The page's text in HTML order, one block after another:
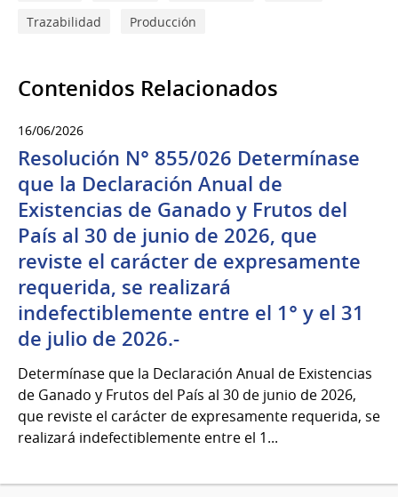
Trazabilidad
Producción
Contenidos Relacionados
16/06/2026
Resolución N° 855/026 Determínase
que la Declaración Anual de
Existencias de Ganado y Frutos del
País al 30 de junio de 2026, que
reviste el carácter de expresamente
requerida, se realizará
indefectiblemente entre el 1° y el 31
de julio de 2026.-
Determínase que la Declaración Anual de Existencias
de Ganado y Frutos del País al 30 de junio de 2026,
que reviste el carácter de expresamente requerida, se
realizará indefectiblemente entre el 1...